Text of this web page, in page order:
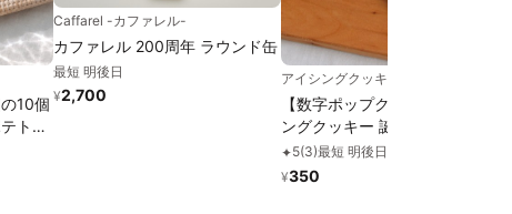
10個
ト専
Caffarel -カファレル-
カファレル 200周年 ラウンド缶
最短 明後日
¥2,700
アイシングクッキー工房LEAP
【数字ポップクッキー】アイシ
ングクッキー 誕生日 ケーキ ク
ッキー 数字 デコレーションケー
キ オリジナルケーキ かわいい
✦5(3)最短 明後日
¥350